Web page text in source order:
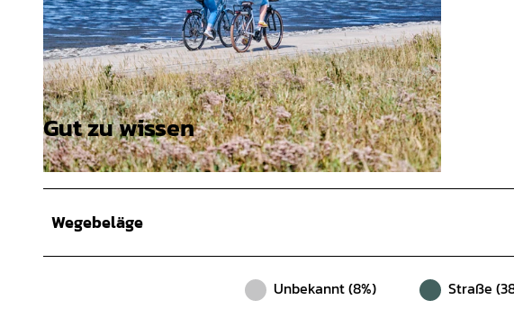
© Ingrid Krause - Touristikverband LK Rotenburg |CC-BY
Gut zu wissen
Wegebeläge
Unbekannt (8%)
Straße